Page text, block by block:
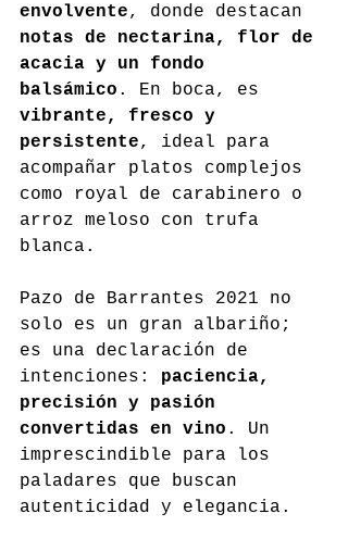
envolvente, donde destacan
notas de nectarina, flor de
acacia y un fondo
balsámico . En boca, es
vibrante, fresco y
persistente, ideal para
acompañar platos complejos
como royal de carabinero o
arroz meloso con trufa
blanca.
Pazo de Barrantes 2021 no
solo es un gran albariño;
es una declaración de
intenciones: paciencia,
precisión y pasión
convertidas en vino . Un
imprescindible para los
paladares que buscan
autenticidad y elegancia.